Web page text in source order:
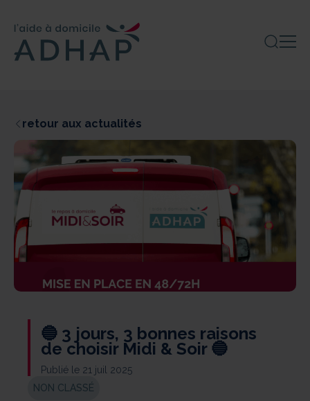
retour aux actualités
🔵 3 jours, 3 bonnes raisons
de choisir Midi & Soir 🔵
Publié le 21 juil 2025
NON CLASSÉ